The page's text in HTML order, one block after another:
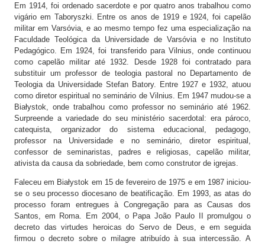
Em 1914, foi ordenado sacerdote e por quatro anos trabalhou como
vigário em Taboryszki. Entre os anos de 1919 e 1924, foi capelão
militar em Varsóvia, e ao mesmo tempo fez uma especialização na
Faculdade Teológica da Universidade de Varsóvia e no Instituto
Pedagógico. Em 1924, foi transferido para Vilnius, onde continuou
como capelão militar até 1932. Desde 1928 foi contratado para
substituir um professor de teologia pastoral no Departamento de
Teologia da Universidade Stefan Batory. Entre 1927 e 1932, atuou
como diretor espiritual no seminário de Vilnius. Em 1947 mudou-se a
Białystok, onde trabalhou como professor no seminário até 1962.
Surpreende a variedade do seu ministério sacerdotal: era pároco,
catequista, organizador do sistema educacional, pedagogo,
professor na Universidade e no seminário, diretor espiritual,
confessor de seminaristas, padres e religiosas, capelão militar,
ativista da causa da sobriedade, bem como construtor de igrejas.
Faleceu em Białystok em 15 de fevereiro de 1975 e em 1987 iniciou-
se o seu processo diocesano de beatificação. Em 1993, as atas do
processo foram entregues à Congregação para as Causas dos
Santos, em Roma. Em 2004, o Papa João Paulo II promulgou o
decreto das virtudes heroicas do Servo de Deus, e em seguida
firmou o decreto sobre o milagre atribuído à sua intercessão. A